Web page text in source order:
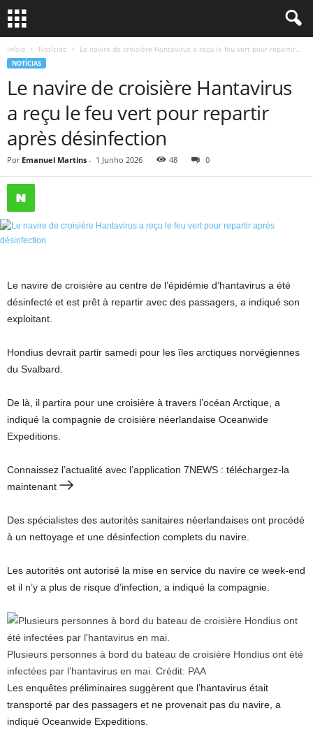
Início Notícias Le navire de croisière Hantavirus a reçu le feu vert pour repartir...
NOTÍCIAS
Le navire de croisière Hantavirus
a reçu le feu vert pour repartir
après désinfection
Por Emanuel Martins - 1 Junho 2026 48 0
Le navire de croisière au centre de l’épidémie d’hantavirus a été
désinfecté et est prêt à repartir avec des passagers, a indiqué son
exploitant.
Hondius devrait partir samedi pour les îles arctiques norvégiennes
du Svalbard.
De là, il partira pour une croisière à travers l’océan Arctique, a
indiqué la compagnie de croisière néerlandaise Oceanwide
Expeditions.
Connaissez l’actualité avec l’application 7NEWS : téléchargez-la
maintenant
Des spécialistes des autorités sanitaires néerlandaises ont procédé
à un nettoyage et une désinfection complets du navire.
Les autorités ont autorisé la mise en service du navire ce week-end
et il n’y a plus de risque d’infection, a indiqué la compagnie.
Plusieurs personnes à bord du bateau de croisière Hondius ont été
infectées par l’hantavirus en mai. Crédit: PAA
Les enquêtes préliminaires suggèrent que l’hantavirus était
transporté par des passagers et ne provenait pas du navire, a
indiqué Oceanwide Expeditions.